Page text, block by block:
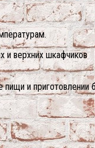
и верхних шкафчиков
пищи и приготовлении